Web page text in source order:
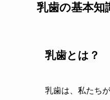
乳歯の基本知
乳歯とは？
乳歯は、私たち